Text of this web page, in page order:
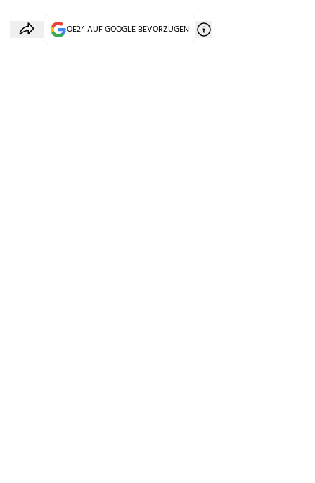
OE24 AUF GOOGLE BEVORZUGEN